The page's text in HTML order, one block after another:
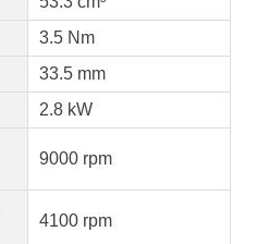
3.5 Nm
33.5 mm
2.8 kW
9000 rpm
4100 rpm